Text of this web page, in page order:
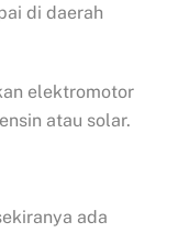
di daerah
elektromotor
atau solar.
ada